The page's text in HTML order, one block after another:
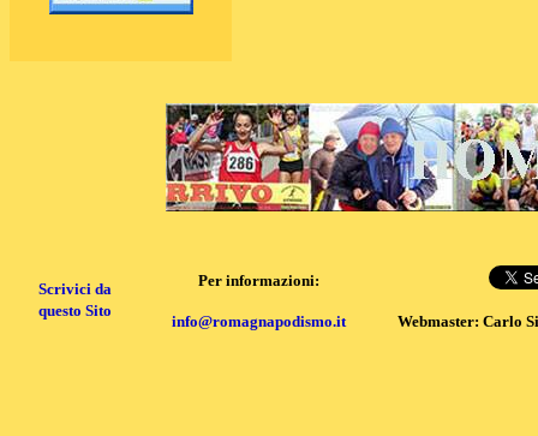
Scrivici da
questo Sito
Per informazioni:
info@romagnapodismo.it Webmaster: Carlo